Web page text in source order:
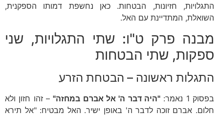
התגלויות, חזיונות, הבטחות. כאן נחשפת דמותו הספקנית,
השואלת, המתדיינת עם האל.
מבנה פרק ט"ו: שתי התגלויות, שני
ספקות, שתי הבטחות
התגלות ראשונה – הבטחת הזרע
בפסוק 1 נאמר: "היה דבר ה' אל אברם במחזה"– זהו חזון ולא
חלום. אברם זוכה לדבר ה' באופן ישיר. האל מבטיח: "אל תירא